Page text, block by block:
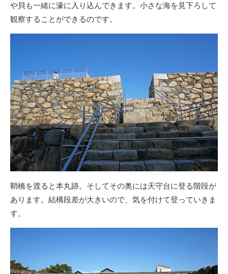
や貝も一緒に濠に入り込んできます。小さな海を見下ろして
観察することができるのです。
鞘橋を渡ると本丸跡。そしてその奥には天守台に登る階段が
あります。結構段差が大きいので、気を付けて登っていきま
す。